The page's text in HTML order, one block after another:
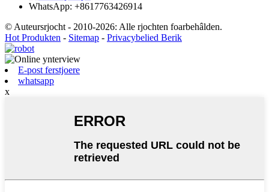
WhatsApp: +8617763426914
© Auteursrjocht - 2010-2026: Alle rjochten foarbehâlden.
Hot Produkten - Sitemap - Privacybelied Berik
E-post ferstjoere
whatsapp
x